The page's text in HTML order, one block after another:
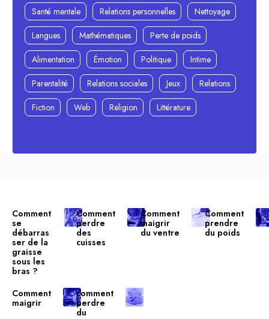
Santé mentale
Relations personnelles
Nettoyage
Langues
Mathématiques
Perte de poids
Alimentation
Émotion Politique
Intime
Parentalité
Relations sociales Jeux
Relations
Fiction
Web Religion Littérature
Comment
se
débarras
ser de la
graisse
sous les
bras ?
Comment
perdre
des
cuisses
Comment
maigrir
du ventre
Comment
prendre
du poids
Comment
maigrir
comment
perdre
du